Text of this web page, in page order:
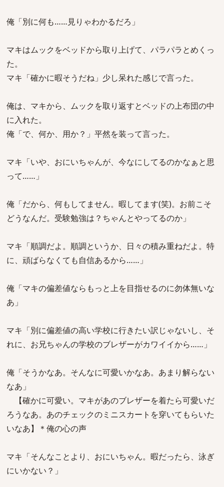
俺「別に何も……見りゃわかるだろ」
マキはムックをベッドから取り上げて、パラパラとめくっ
た。
マキ「確かに暇そうだね」少し呆れた感じで言った。
俺は、マキから、ムックを取り返すとベッドの上布団の中
に入れた。
俺「で、何か、用か？」平然を装って言った。
マキ「いや、おにいちゃんが、今なにしてるのかなぁと思
って……」
俺「だから、何もしてません。暇してます(笑)。お前こそ
どうなんだ。受験勉強は？ちゃんとやってるのか」
マキ「順調だよ。順調というか、日々の積み重ねだよ。特
に、頑ばらなくても自信あるから……」
俺「マキの偏差値ならもっと上を目指せるのに勿体無いな
あ」
マキ「別に偏差値の高い学校に行きたい訳じゃないし、そ
れに、お兄ちゃんの学校のブレザーがカワイイから……」
俺「そうかなあ。そんなに可愛いかなあ。あまり解らない
なあ」
【確かに可愛い。マキがあのブレザーを着たら可愛いだ
ろうなあ。あのチェックのミニスカートを穿いてもらいた
いなあ】＊俺の心の声
マキ「そんなことより、おにいちゃん。暇だったら、泳ぎ
にいかない？」